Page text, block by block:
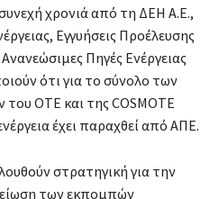
χρονιά από τη ΔΕΗ Α.Ε.,
Εγγυήσεις Προέλευσης
Πηγές Ενέργειας
ότι για το σύνολο των
ΟΤΕ και της COSMOTE
έχει παραχθεί από ΑΠΕ.
στρατηγική για την
των εκπομπών